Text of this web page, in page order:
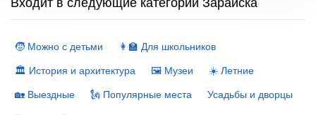
🧒 Можно с детьми
👩‍🏫 Для школьников
🏛 История и архитектура
🖼 Музеи
☀️ Летние
🏡 Выездные
🗽 Популярные места
Усадьбы и дворцы